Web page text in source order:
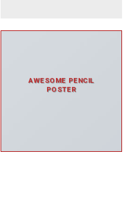
AWESOME PENCIL
POSTER